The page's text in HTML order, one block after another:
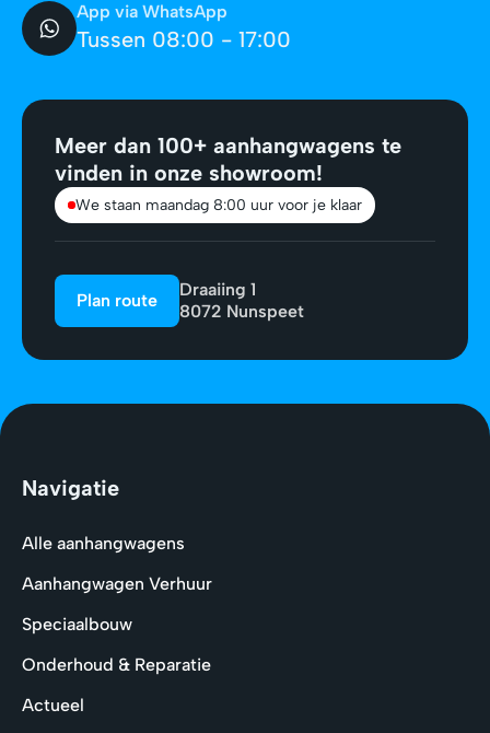
App via WhatsApp
Tussen 08:00 - 17:00
Meer dan 100+ aanhangwagens te
vinden in onze showroom!
We staan maandag 8:00 uur voor je klaar
Plan route
Draaiing 1
8072 Nunspeet
Navigatie
Alle aanhangwagens
Aanhangwagen Verhuur
Speciaalbouw
Onderhoud & Reparatie
Actueel